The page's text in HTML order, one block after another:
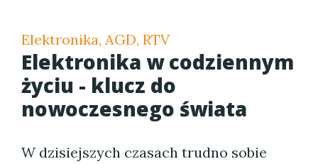
Elektronika, AGD, RTV
Elektronika w codziennym
życiu - klucz do
nowoczesnego świata
W dzisiejszych czasach trudno sobie